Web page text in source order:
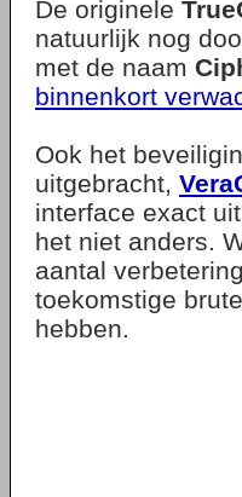
De originele
natuurlijk nog
met de naam
binnenkort
Ook het
uitgebracht,
interface exact
het niet anders.
aantal
toekomstige
hebben.